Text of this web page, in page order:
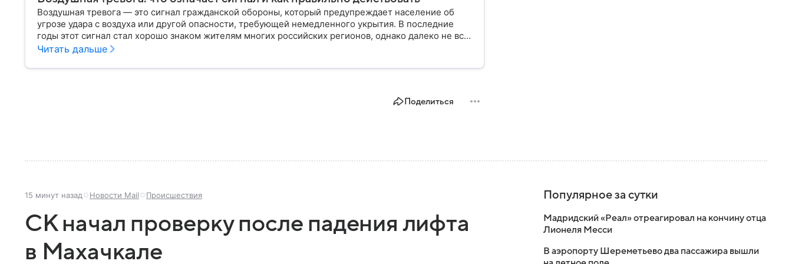
Воздушная тревога — это сигнал гражданской обороны, который предупреждает население об
угрозе удара с воздуха или другой опасности, требующей немедленного укрытия. В последние
годы этот сигнал стал хорошо знаком жителям многих российских регионов, однако далеко не все
знают, как правильно действовать после его объявления. В материале рассказываем, что означает
отбоя.
Читать дальше
Поделиться
15 минут назад Новости Mail Происшествия
СК начал проверку после падения лифта
в Махачкале
Популярное за сутки
Мадридский «Реал» отреагировал на кончину отца
Лионеля Месси
В аэропорту Шереметьево два пассажира вышли